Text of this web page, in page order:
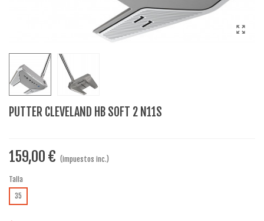
PUTTER CLEVELAND HB SOFT 2 N11S
159,00 € (impuestos inc.)
Talla
35